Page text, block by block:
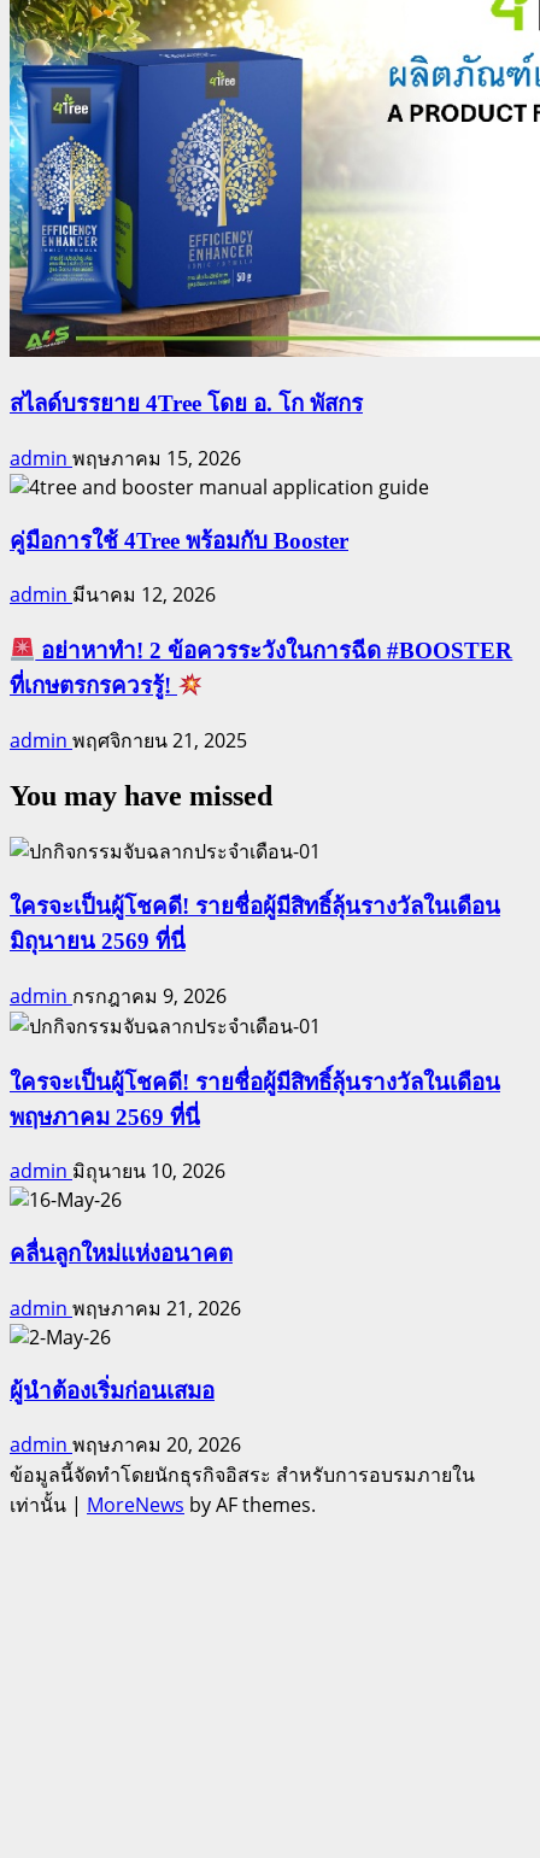
สไลด์บรรยาย 4Tree โดย อ. โก พัสกร
admin พฤษภาคม 15, 2026
คู่มือการใช้ 4Tree พร้อมกับ Booster
admin มีนาคม 12, 2026
อย่าหาทำ! 2 ข้อควรระวังในการฉีด #BOOSTER
ที่เกษตรกรควรรู้!
admin พฤศจิกายน 21, 2025
You may have missed
ใครจะเป็นผู้โชคดี! รายชื่อผู้มีสิทธิ์ลุ้นรางวัลในเดือน
มิถุนายน 2569 ที่นี่
admin กรกฎาคม 9, 2026
ใครจะเป็นผู้โชคดี! รายชื่อผู้มีสิทธิ์ลุ้นรางวัลในเดือน
พฤษภาคม 2569 ที่นี่
admin มิถุนายน 10, 2026
คลื่นลูกใหม่แห่งอนาคต
admin พฤษภาคม 21, 2026
ผู้นำต้องเริ่มก่อนเสมอ
admin พฤษภาคม 20, 2026
ข้อมูลนี้จัดทำโดยนักธุรกิจอิสระ สำหรับการอบรมภายใน
เท่านั้น | MoreNews by AF themes.